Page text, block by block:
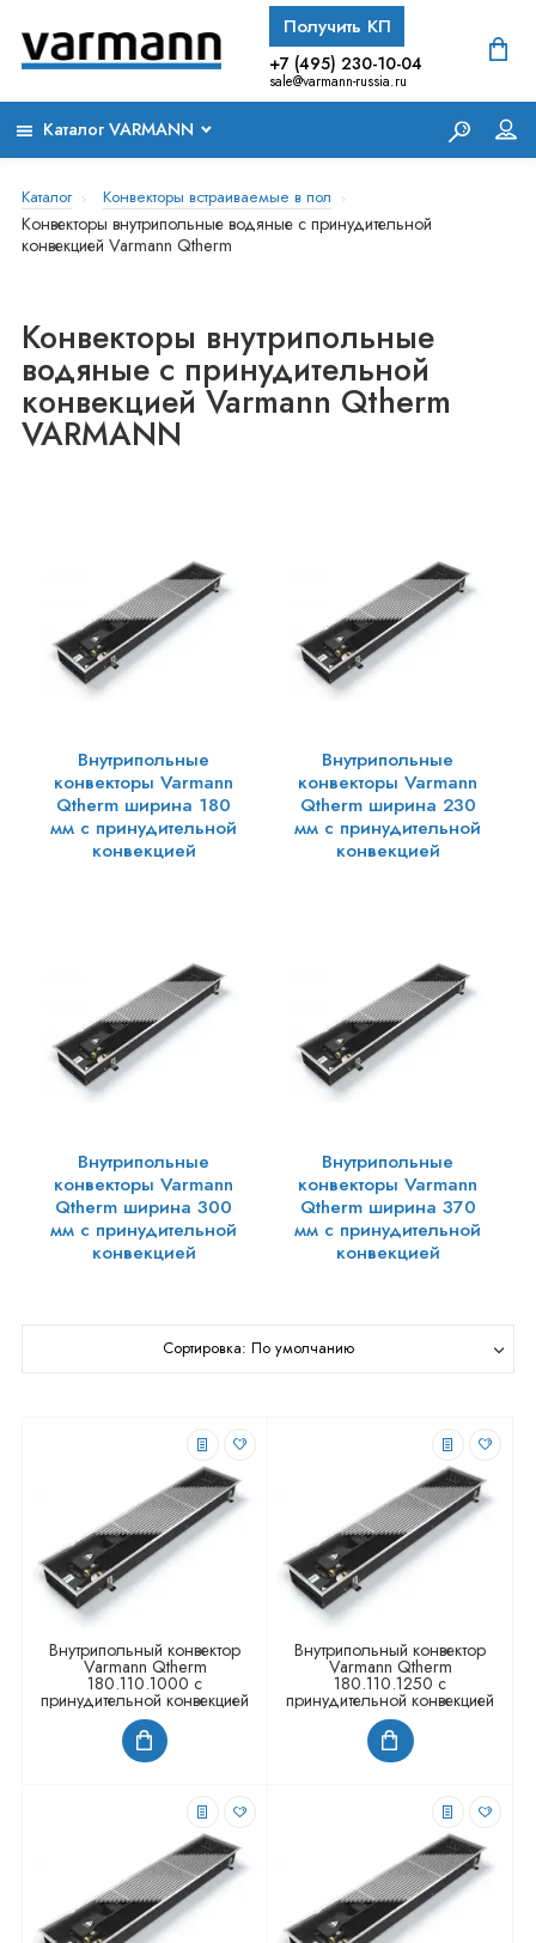
Получить КП
+7 (495) 230-10-04
sale@varmann-russia.ru
Каталог VARMANN
Каталог Конвекторы встраиваемые в пол
Конвекторы внутрипольные водяные с принудительной
конвекцией Varmann Qtherm
Конвекторы внутрипольные
водяные с принудительной
конвекцией Varmann Qtherm
VARMANN
Внутрипольные
конвекторы Varmann
Qtherm ширина 180
мм с принудительной
конвекцией
Внутрипольные
конвекторы Varmann
Qtherm ширина 230
мм с принудительной
конвекцией
Внутрипольные
конвекторы Varmann
Qtherm ширина 300
мм с принудительной
конвекцией
Внутрипольные
конвекторы Varmann
Qtherm ширина 370
мм с принудительной
конвекцией
Сортировка: По умолчанию
Внутрипольный конвектор
Varmann Qtherm
180.110.1000 с
принудительной конвекцией
Внутрипольный конвектор
Varmann Qtherm
180.110.1250 с
принудительной конвекцией